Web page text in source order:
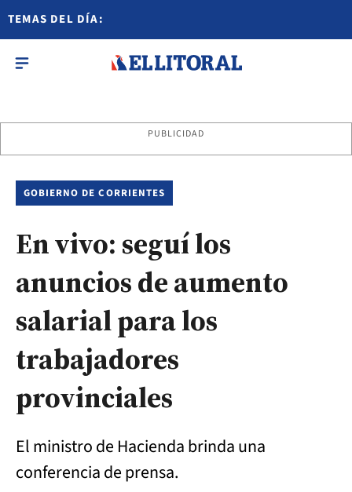
TEMAS DEL DÍA:
PUBLICIDAD
GOBIERNO DE CORRIENTES
En vivo: seguí los
anuncios de aumento
salarial para los
trabajadores
provinciales
El ministro de Hacienda brinda una
conferencia de prensa.